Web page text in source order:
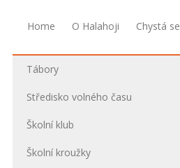
Home O Halahoji Chystá se
Tábory
Středisko volného času
Školní klub
Školní kroužky